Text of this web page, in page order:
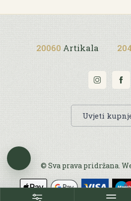
20060 Artikala
Uvjeti
© Sva prava pridržana.